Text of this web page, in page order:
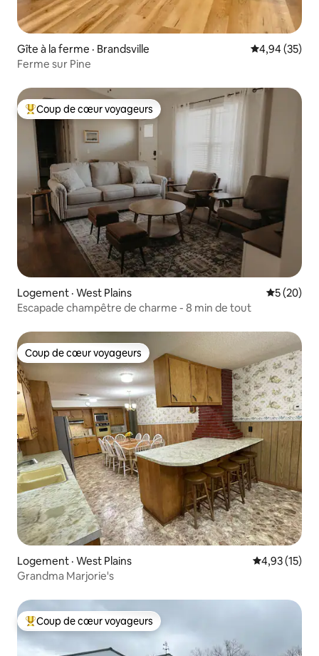
Gîte à la ferme · Brandsville Note
4,94 (35)
Ferme sur Pine
Coup de cœur voyageurs parmi les plus aimés
Coup de cœur voyageurs
Logement · West Plains Note
5 (20)
Escapade champêtre de charme - 8 min de tout
Coup de cœur voyageurs
Coup de cœur voyageurs
Logement · West Plains Note
4,93 (15)
Grandma Marjorie's
Coup de cœur voyageurs parmi les plus aimés
Coup de cœur voyageurs